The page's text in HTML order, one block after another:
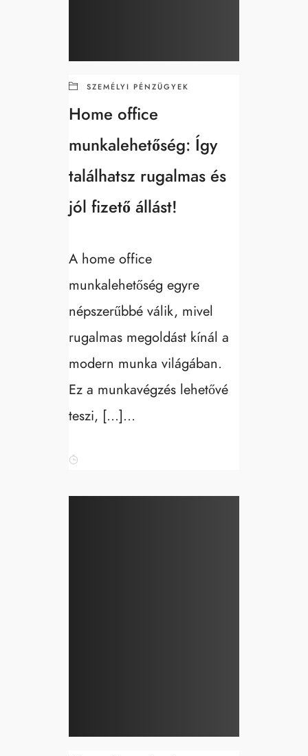
SZEMÉLYI PÉNZÜGYEK
Home office
munkalehetőség: Így
találhatsz rugalmas és
jól fizető állást!
A home office
munkalehetőség egyre
népszerűbbé válik, mivel
rugalmas megoldást kínál a
modern munka világában.
Ez a munkavégzés lehetővé
teszi, […]...